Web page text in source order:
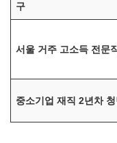
구
서울 거주 고소득 전문
중소기업 재직 2년차 청